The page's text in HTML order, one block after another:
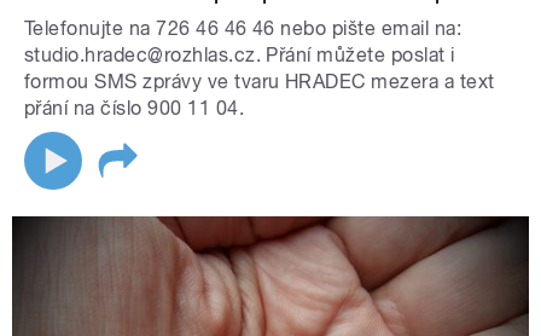
Telefonujte na 726 46 46 46 nebo pište email na:
studio.hradec@rozhlas.cz. Přání můžete poslat i
formou SMS zprávy ve tvaru HRADEC mezera a text
přání na číslo 900 11 04.